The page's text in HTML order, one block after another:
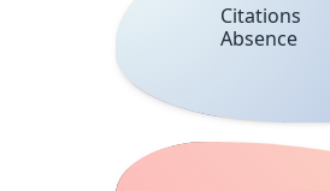
Citations
Absence